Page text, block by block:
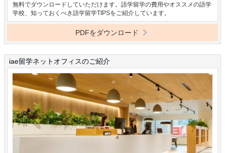
無料でダウンロードしていただけます。語学留学の費用やオススメの語学
学校、知っておくべき語学留学TIPSをご紹介しています。
PDFをダウンロード
iae留学ネットオフィスのご紹介